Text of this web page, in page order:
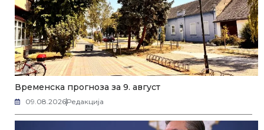
Временска прогноза за 9. август
09.08.2026Редакција